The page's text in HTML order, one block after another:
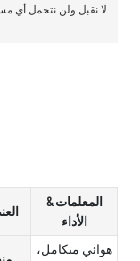
لا نقبل ولن نتحمل أي
المعلمات &
الأداء
هوائي متكامل،